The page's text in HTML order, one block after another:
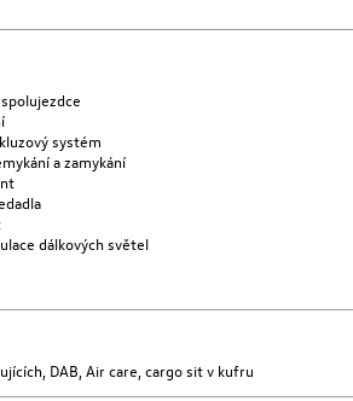
systém
a zamykání
dálkových světel
DAB, Air care, cargo sit v kufru